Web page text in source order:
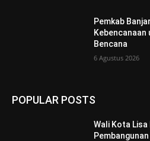
Pemkab
Kebencanaan
Bencana
6 Agustus 2026
POPULAR POSTS
Wali Kota